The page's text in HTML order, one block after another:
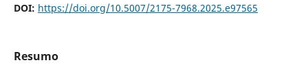
DOI: https://doi.org/10.5007/2175-7968.2025.e97565
Resumo